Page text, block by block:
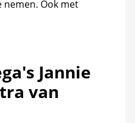
Ook met
Jannie
van